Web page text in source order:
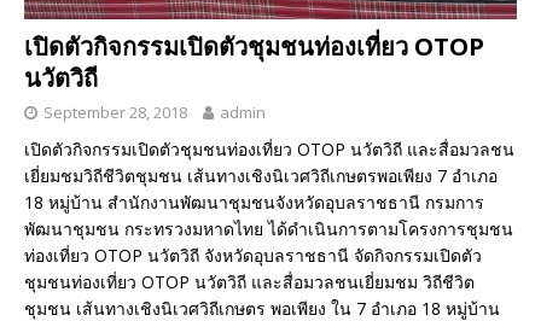
เปิดตัวกิจกรรมเปิดตัวชุมชนท่องเที่ยว OTOP
นวัตวิถี
September 28, 2018 admin
เปิดตัวกิจกรรมเปิดตัวชุมชนท่องเที่ยว OTOP นวัตวิถี และสื่อมวลชน
เยี่ยมชมวิถีชีวิตชุมชน เส้นทางเชิงนิเวศวิถีเกษตรพอเพียง 7 อำเภอ
18 หมู่บ้าน สำนักงานพัฒนาชุมชนจังหวัดอุบลราชธานี กรมการ
พัฒนาชุมชน กระทรวงมหาดไทย ได้ดำเนินการตามโครงการชุมชน
ท่องเที่ยว OTOP นวัตวิถี จังหวัดอุบลราชธานี จัดกิจกรรมเปิดตัว
ชุมชนท่องเที่ยว OTOP นวัตวิถี และสื่อมวลชนเยี่ยมชม วิถีชีวิต
ชุมชน เส้นทางเชิงนิเวศวิถีเกษตร พอเพียง ใน 7 อำเภอ 18 หมู่บ้าน